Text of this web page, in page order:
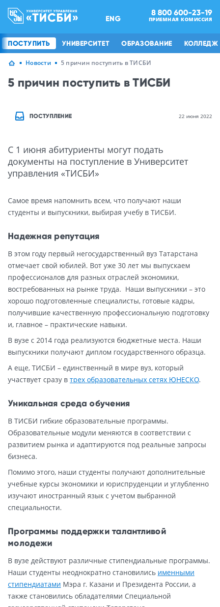
ENG
8 800 600-23-19
ПРИЕМНАЯ КОМИССИЯ
ПОСТУПИТЬ УНИВЕРСИТЕТ ОБРАЗОВАНИЕ КОЛЛЕДЖ
Новости 5 причин поступить в ТИСБИ
5 причин поступить в ТИСБИ
ПОСТУПЛЕНИЕ 22 июня 2022
С 1 июня абитуриенты могут подать
документы на поступление в Университет
управления «ТИСБИ»
Самое время напомнить всем, что получают наши
студенты и выпускники, выбирая учебу в ТИСБИ.
Надежная репутация
В этом году первый негосударственный вуз Татарстана
отмечает свой юбилей. Вот уже 30 лет мы выпускаем
профессионалов для разных отраслей экономики,
востребованных на рынке труда. Наши выпускники – это
хорошо подготовленные специалисты, готовые кадры,
получившие качественную профессиональную подготовку
и, главное – практические навыки.
В вузе с 2014 года реализуются бюджетные места. Наши
выпускники получают диплом государственного образца.
А еще, ТИСБИ – единственный в мире вуз, который
участвует сразу в трех образовательных сетях ЮНЕСКО.
Уникальная среда обучения
В ТИСБИ гибкие образовательные программы.
Образовательные модули меняются в соответствии с
развитием рынка и адаптируются под реальные запросы
бизнеса.
Помимо этого, наши студенты получают дополнительные
учебные курсы экономики и юриспруденции и углубленно
изучают иностранный язык с учетом выбранной
специальности.
Программы поддержки талантливой
молодежи
В вузе действуют различные стипендиальные программы.
Наши студенты неоднократно становились именными
стипендиатами Мэра г. Казани и Президента России, а
также становились обладателями Специальной